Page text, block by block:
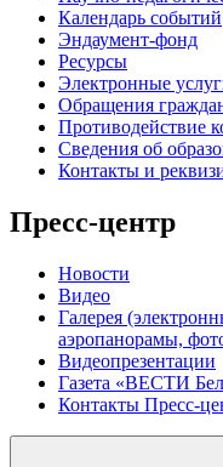
Календарь событий
Эндаумент-фонд
Ресурсы
Электронные
Обращения
Противодействие
Сведения об
Контакты и
Пресс-центр
Новости
Видео
Галерея
аэропанорамы,
Видеопрезентации
Газета «ВЕСТИ
Контакты Пресс-